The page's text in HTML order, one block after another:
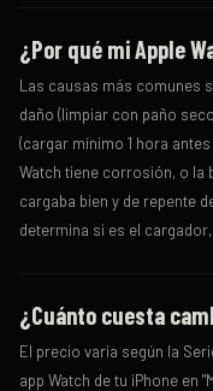
¿Por qué mi Apple
Las causas más comunes
daño (limpiar con paño
(cargar mínimo 1 hora
Watch tiene corrosión, o la
cargaba bien y de repente
determina si es el
¿Cuánto cuesta
El precio varía según la
app Watch de tu iPhone en